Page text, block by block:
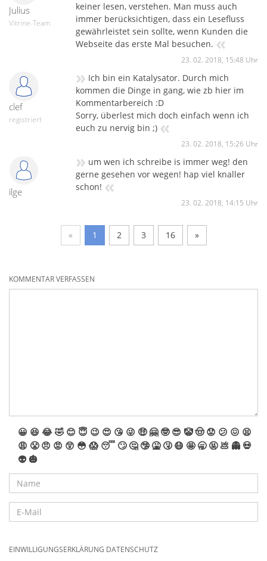
Julius
Vitrine-Team
keiner lesen, verstehen. Man muss auch
immer berücksichtigen, dass ein Lesefluss
gewährleistet sein sollte, wenn Kunden die
Webseite das erste Mal besuchen. «
23. 02. 2018, 15:48 Uhr
clef
registriert
» Ich bin ein Katalysator. Durch mich
kommen die Dinge in gang, wie zb hier im
Kommentarbereich :D
Sorry, überlest mich doch einfach wenn ich
euch zu nervig bin ;) «
23. 02. 2018, 15:26 Uhr
ilge
» um wen ich schreibe is immer weg! den
gerne gesehen vor wegen! hap viel knaller
schon! «
23. 02. 2018, 14:15 Uhr
« 1 2 3 16 »
KOMMENTAR VERFASSEN
😀 😆 😂🤣 😊 😇 😉 😍 😘 😜 🤑 🤗 🤓 😎 🤡🤠 😟 😕 😖 😫
😩 😤 😠 😡 😲 😳 😱 😴 🙄 🤔 🤥 🤮 🤧 😷 🤩 🥱 🤬 💩 👻 💀
👽 🎃
EINWILLIGUNGSERKLÄRUNG DATENSCHUTZ